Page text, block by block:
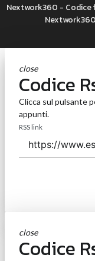
Nextwork360 -
close
Codice
Clicca sul pulsante
appunti.
RSS link
close
Codice